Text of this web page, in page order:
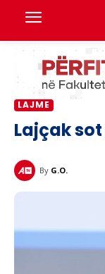
LAJME
Lajçak
By G.O.